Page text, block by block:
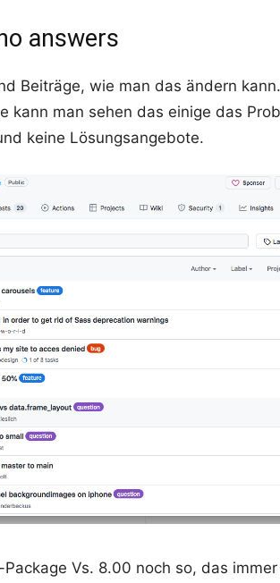
answers
Beiträge, wie man das ändern
kann man sehen das einige das
keine Lösungsangebote.
Vs. 8.00 noch so, das